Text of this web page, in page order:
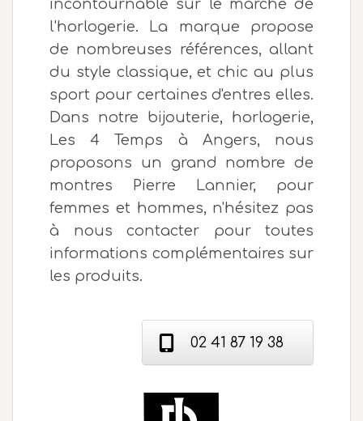
incontournable sur le marché de
l'horlogerie. La marque propose
de nombreuses références, allant
du style classique, et chic au plus
sport pour certaines d'entres elles.
Dans notre bijouterie, horlogerie,
Les 4 Temps à Angers, nous
proposons un grand nombre de
montres Pierre Lannier, pour
femmes et hommes, n'hésitez pas
à nous contacter pour toutes
informations complémentaires sur
les produits.
02 41 87 19 38